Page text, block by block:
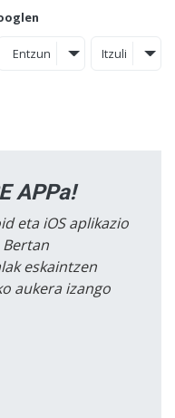
Entzun Itzuli
APPa!
eta iOS aplikazio
eskaintzen
aukera izango